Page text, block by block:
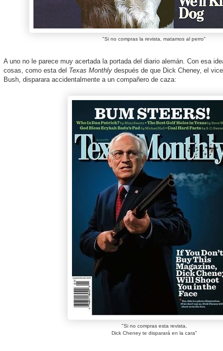
"Si no compras la revista, matamos al perro"
A uno no le parece muy acertada la portada del diario alemán. Con esa
cosas, como esta del Texas Monthly después de que Dick Cheney, el
Bush, disparara accidentalmente a un compañero de caza:
"Si no compras esta revista,
Dick Cheney te disparará en la cara"